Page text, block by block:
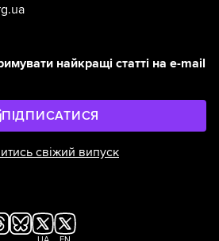
найкращі статті на e-mail
ПІДПИСАТИСЯ
свіжий випуск